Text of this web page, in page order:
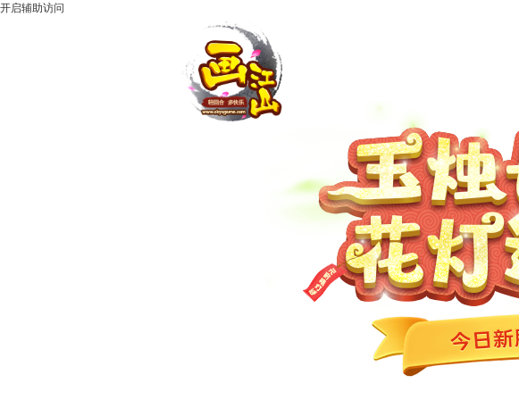
开启辅助访问